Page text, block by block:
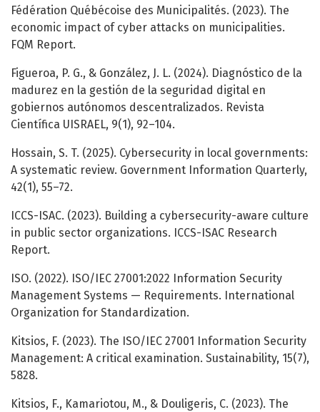
Fédération Québécoise des Municipalités. (2023). The
economic impact of cyber attacks on municipalities.
FQM Report.
Figueroa, P. G., & González, J. L. (2024). Diagnóstico de la
madurez en la gestión de la seguridad digital en
gobiernos autónomos descentralizados. Revista
Científica UISRAEL, 9(1), 92–104.
Hossain, S. T. (2025). Cybersecurity in local governments:
A systematic review. Government Information Quarterly,
42(1), 55–72.
ICCS-ISAC. (2023). Building a cybersecurity-aware culture
in public sector organizations. ICCS-ISAC Research
Report.
ISO. (2022). ISO/IEC 27001:2022 Information Security
Management Systems — Requirements. International
Organization for Standardization.
Kitsios, F. (2023). The ISO/IEC 27001 Information Security
Management: A critical examination. Sustainability, 15(7),
5828.
Kitsios, F., Kamariotou, M., & Douligeris, C. (2023). The